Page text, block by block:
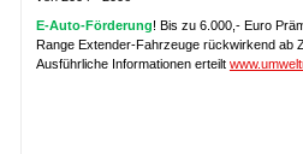
E-Auto-Förderung! Bis zu 6.000,- Euro
Range Extender-Fahrzeuge rückwirkend ab
Ausführliche Informationen erteilt